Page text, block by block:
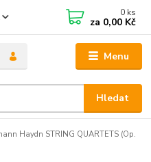
Menu
Hledat
0 ks
za 0,00 Kč
Haydn STRING QUARTETS (Op.